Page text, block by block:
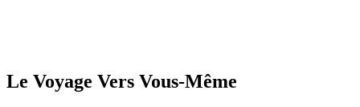
Le Voyage Vers Vous-Même